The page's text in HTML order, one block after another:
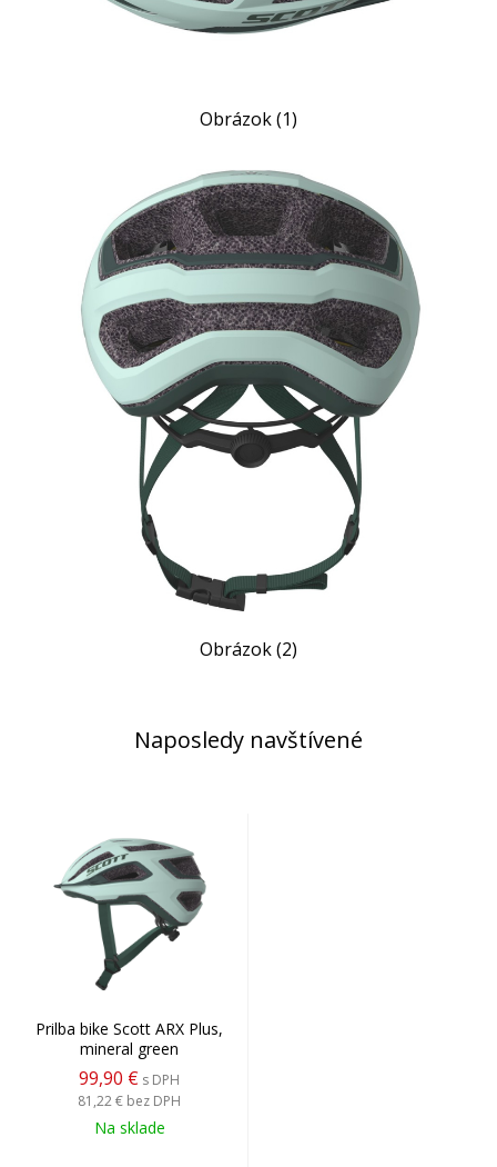
Obrázok (1)
Obrázok (2)
Naposledy navštívené
Prilba bike Scott ARX Plus,
mineral green
99,90 € s DPH
81,22 € bez DPH
Na sklade